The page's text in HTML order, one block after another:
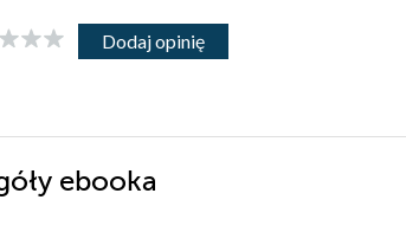
Dodaj opinię
ebooka